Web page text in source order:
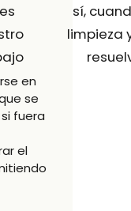
sí,
limpieza
en
se
fuera
el